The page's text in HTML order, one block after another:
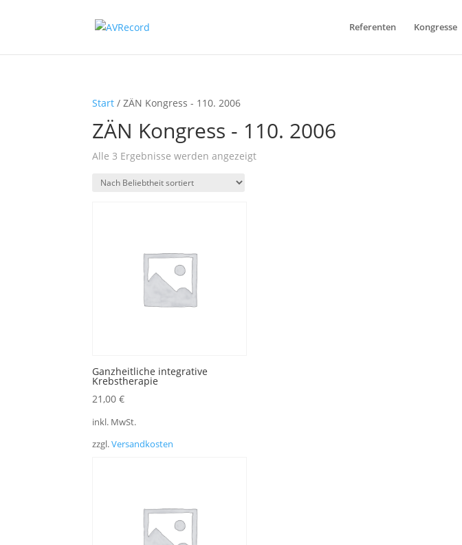
Referenten Kongresse
Start / ZÄN Kongress - 110. 2006
ZÄN Kongress - 110. 2006
Alle 3 Ergebnisse werden angezeigtNach
Ganzheitliche integrative
Krebstherapie
21,00€
inkl. MwSt.
zzgl.Versandkosten